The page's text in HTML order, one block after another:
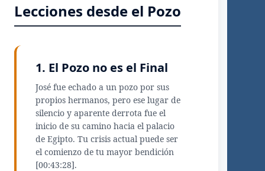
Lecciones desde el Pozo
1. El Pozo no es el Final
José fue echado a un pozo por sus
propios hermanos, pero ese lugar de
silencio y aparente derrota fue el
inicio de su camino hacia el palacio
de Egipto. Tu crisis actual puede ser
el comienzo de tu mayor bendición
[00:43:28].